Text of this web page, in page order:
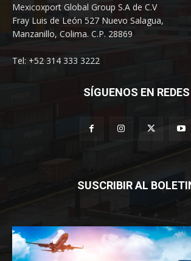
Mexicoxport Global Group S.A de C.V
Fray Luis de León 527 Nuevo Salagua,
Manzanillo, Colima. C.P. 28869
Tel: +52 314 333 3222
SÍGUENOS EN REDES
SUSCRIBIR AL